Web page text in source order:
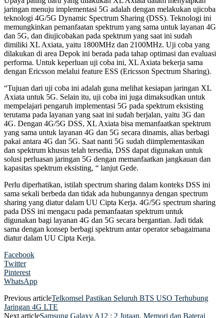
jaringan menuju implementasi 5G adalah dengan melakukan ujicoba
teknologi 4G/5G Dynamic Spectrum Sharing (DSS). Teknologi ini
memungkinkan pemanfaatan spektrum yang sama untuk layanan 4G
dan 5G, dan diujicobakan pada spektrum yang saat ini sudah
dimiliki XL Axiata, yaitu 1800MHz dan 2100MHz. Uji coba yang
dilakukan di area Depok ini berada pada tahap optimasi dan evaluasi
performa. Untuk keperluan uji coba ini, XL Axiata bekerja sama
dengan Ericsson melalui feature ESS (Ericsson Spectrum Sharing).
“Tujuan dari uji coba ini adalah guna melihat kesiapan jaringan XL
Axiata untuk 5G. Selain itu, uji coba ini juga dimaksudkan untuk
mempelajari pengaruh implementasi 5G pada spektrum eksisting
terutama pada layanan yang saat ini sudah berjalan, yaitu 3G dan
4G. Dengan 4G/5G DSS, XL Axiata bisa memanfaatkan spektrum
yang sama untuk layanan 4G dan 5G secara dinamis, alias berbagi
pakai antara 4G dan 5G. Saat nanti 5G sudah diimplementasikan
dan spektrum khusus telah tersedia, DSS dapat digunakan untuk
solusi perluasan jaringan 5G dengan memanfaatkan jangkauan dan
kapasitas spektrum eksisting, “ lanjut Gede.
Perlu diperhatikan, istilah spectrum sharing dalam konteks DSS ini
sama sekali berbeda dan tidak ada hubungannya dengan spectrum
sharing yang diatur dalam UU Cipta Kerja. 4G/5G spectrum sharing
pada DSS ini mengacu pada pemanfaatan spektrum untuk
digunakan bagi layanan 4G dan 5G secara bergantian. Jadi tidak
sama dengan konsep berbagi spektrum antar operator sebagaimana
diatur dalam UU Cipta Kerja.
Facebook
Twitter
Pinterest
WhatsApp
Previous articleTelkomsel Pastikan Seluruh BTS USO Terhubung
Jaringan 4G LTE
Next articleSamsung Galaxy A12 : 2 Jutaan, Memori dan Baterai